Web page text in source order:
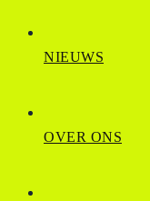
NIEUWS
OVER ONS